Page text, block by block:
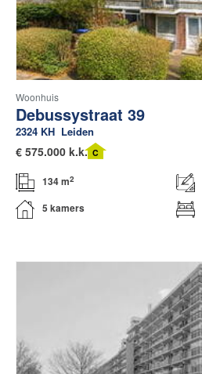
Woonhuis
Debussystraat 39
2324 KH Leiden
€ 575.000 k.k. C
134 m2
5 kamers